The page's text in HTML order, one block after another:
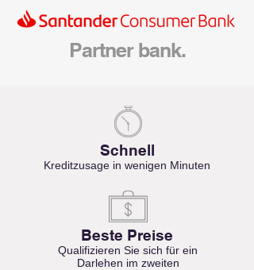
Partner bank.
Schnell
Kreditzusage in wenigen Minuten
Beste Preise
Qualifizieren Sie sich für ein
Darlehen im zweiten